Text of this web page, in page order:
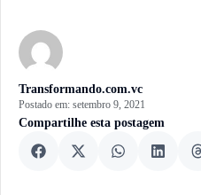
Transformando.com.vc
Postado em: setembro 9, 2021
Compartilhe esta postagem